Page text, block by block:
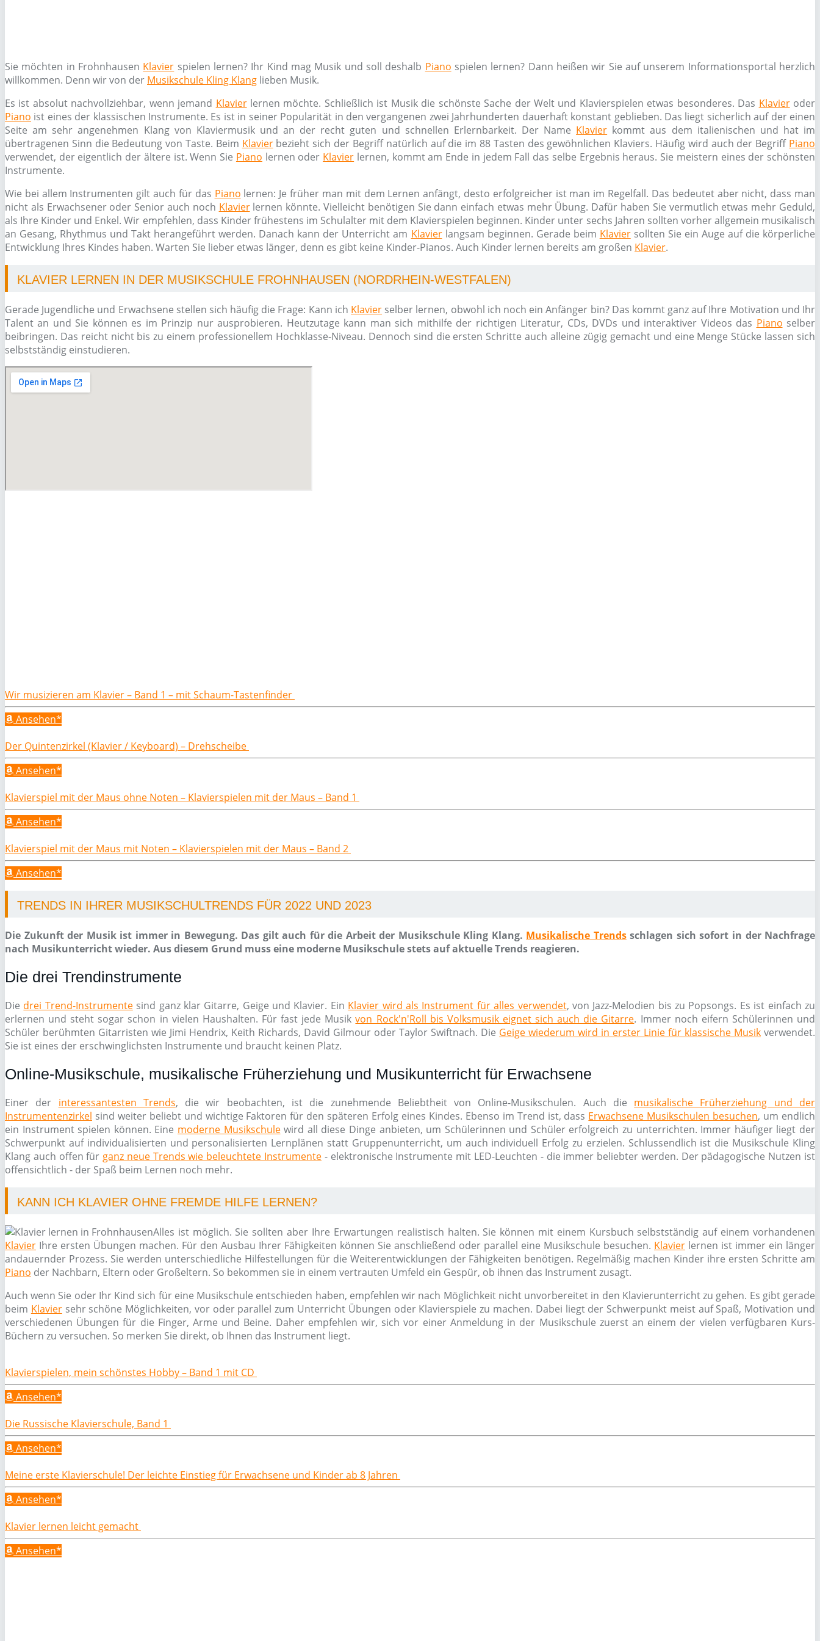
Sie möchten in Frohnhausen Klavier spielen lernen? Ihr Kind mag Musik und soll deshalb Piano spielen lernen? Dann heißen wir Sie auf unserem Informationsportal herzlich
willkommen. Denn wir von der Musikschule Kling Klang lieben Musik.
Es ist absolut nachvollziehbar, wenn jemand Klavierlernen möchte. Schließlich ist Musik die schönste Sache der Welt und Klavierspielen etwas besonderes. Das Klavieroder
Piano ist eines der klassischen Instrumente. Es ist in seiner Popularität in den vergangenen zwei Jahrhunderten dauerhaft konstant geblieben. Das liegt sicherlich auf der einen
Seite am sehr angenehmen Klang von Klaviermusik und an der recht guten und schnellen Erlernbarkeit. Der Name Klavier kommt aus dem italienischen und hat im
übertragenen Sinn die Bedeutung von Taste. Beim Klavierbezieht sich der Begriff natürlich auf die im 88 Tasten des gewöhnlichen Klaviers. Häufig wird auch der Begriff Piano
verwendet, der eigentlich der ältere ist. Wenn Sie Piano lernen oder Klavier lernen, kommt am Ende in jedem Fall das selbe Ergebnis heraus. Sie meistern eines der schönsten
Instrumente.
Wie bei allem Instrumenten gilt auch für das Piano lernen: Je früher man mit dem Lernen anfängt, desto erfolgreicher ist man im Regelfall. Das bedeutet aber nicht, dass man
nicht als Erwachsener oder Senior auch noch Klavierlernen könnte. Vielleicht benötigen Sie dann einfach etwas mehr Übung. Dafür haben Sie vermutlich etwas mehr Geduld,
als Ihre Kinder und Enkel. Wir empfehlen, dass Kinder frühestens im Schulalter mit dem Klavierspielen beginnen. Kinder unter sechs Jahren sollten vorher allgemein musikalisch
an Gesang, Rhythmus und Takt herangeführt werden. Danach kann der Unterricht am Klavierlangsam beginnen. Gerade beim Klaviersollten Sie ein Auge auf die körperliche
Entwicklung Ihres Kindes haben. Warten Sie lieber etwas länger, denn es gibt keine Kinder-Pianos. Auch Kinder lernen bereits am großen Klavier.
KLAVIER LERNEN IN DER MUSIKSCHULE FROHNHAUSEN (NORDRHEIN-WESTFALEN)
Gerade Jugendliche und Erwachsene stellen sich häufig die Frage: Kann ich Klavier selber lernen, obwohl ich noch ein Anfänger bin? Das kommt ganz auf Ihre Motivation und Ihr
Talent an und Sie können es im Prinzip nur ausprobieren. Heutzutage kann man sich mithilfe der richtigen Literatur, CDs, DVDs und interaktiver Videos das Piano selber
beibringen. Das reicht nicht bis zu einem professionellem Hochklasse-Niveau. Dennoch sind die ersten Schritte auch alleine zügig gemacht und eine Menge Stücke lassen sich
selbstständig einstudieren.
Wir musizieren am Klavier – Band 1 – mit Schaum-Tastenfinder
Ansehen*
Der Quintenzirkel (Klavier / Keyboard) – Drehscheibe
Ansehen*
Klavierspiel mit der Maus ohne Noten – Klavierspielen mit der Maus – Band 1
Ansehen*
Klavierspiel mit der Maus mit Noten – Klavierspielen mit der Maus – Band 2
Ansehen*
TRENDS IN IHRER MUSIKSCHULTRENDS FÜR 2022 UND 2023
Die Zukunft der Musik ist immer in Bewegung. Das gilt auch für die Arbeit der Musikschule Kling Klang. Musikalische Trendsschlagen sich sofort in der Nachfrage
nach Musikunterricht wieder. Aus diesem Grund muss eine moderne Musikschule stets auf aktuelle Trends reagieren.
Die drei Trendinstrumente
Die drei Trend-Instrumentesind ganz klar Gitarre, Geige und Klavier. Ein Klavier wird als Instrument für alles verwendet, von Jazz-Melodien bis zu Popsongs. Es ist einfach zu
erlernen und steht sogar schon in vielen Haushalten. Für fast jede Musikvon Rock'n'Roll bis Volksmusik eignet sich auch die Gitarre. Immer noch eifern Schülerinnen und
Schüler berühmten Gitarristen wie Jimi Hendrix, Keith Richards, David Gilmour oder Taylor Swiftnach. Die Geige wiederum wird in erster Linie für klassische Musik verwendet.
Sie ist eines der erschwinglichsten Instrumente und braucht keinen Platz.
Online-Musikschule, musikalische Früherziehung und Musikunterricht für Erwachsene
Einer der interessantesten Trends, die wir beobachten, ist die zunehmende Beliebtheit von Online-Musikschulen. Auch die musikalische Früherziehung und der
Instrumentenzirkel sind weiter beliebt und wichtige Faktoren für den späteren Erfolg eines Kindes. Ebenso im Trend ist, dass Erwachsene Musikschulen besuchen, um endlich
ein Instrument spielen können. Eine moderne Musikschulewird all diese Dinge anbieten, um Schülerinnen und Schüler erfolgreich zu unterrichten. Immer häufiger liegt der
Schwerpunkt auf individualisierten und personalisierten Lernplänen statt Gruppenunterricht, um auch individuell Erfolg zu erzielen. Schlussendlich ist die Musikschule Kling
Klang auch offen für ganz neue Trends wie beleuchtete Instrumente - elektronische Instrumente mit LED-Leuchten - die immer beliebter werden. Der pädagogische Nutzen ist
offensichtlich - der Spaß beim Lernen noch mehr.
KANN ICH KLAVIER OHNE FREMDE HILFE LERNEN?
Alles ist möglich. Sie sollten aber Ihre Erwartungen realistisch halten. Sie können mit einem Kursbuch selbstständig auf einem vorhandenen
Klavier Ihre ersten Übungen machen. Für den Ausbau Ihrer Fähigkeiten können Sie anschließend oder parallel eine Musikschule besuchen. Klavier lernen ist immer ein länger
andauernder Prozess. Sie werden unterschiedliche Hilfestellungen für die Weiterentwicklungen der Fähigkeiten benötigen. Regelmäßig machen Kinder ihre ersten Schritte am
Piano der Nachbarn, Eltern oder Großeltern. So bekommen sie in einem vertrauten Umfeld ein Gespür, ob ihnen das Instrument zusagt.
Auch wenn Sie oder Ihr Kind sich für eine Musikschule entschieden haben, empfehlen wir nach Möglichkeit nicht unvorbereitet in den Klavierunterricht zu gehen. Es gibt gerade
beim Klaviersehr schöne Möglichkeiten, vor oder parallel zum Unterricht Übungen oder Klavierspiele zu machen. Dabei liegt der Schwerpunkt meist auf Spaß, Motivation und
verschiedenen Übungen für die Finger, Arme und Beine. Daher empfehlen wir, sich vor einer Anmeldung in der Musikschule zuerst an einem der vielen verfügbaren Kurs-
Büchern zu versuchen. So merken Sie direkt, ob Ihnen das Instrument liegt.
Klavierspielen, mein schönstes Hobby – Band 1 mit CD
Ansehen*
Die Russische Klavierschule, Band 1
Ansehen*
Meine erste Klavierschule! Der leichte Einstieg für Erwachsene und Kinder ab 8 Jahren
Ansehen*
Klavier lernen leicht gemacht
Ansehen*